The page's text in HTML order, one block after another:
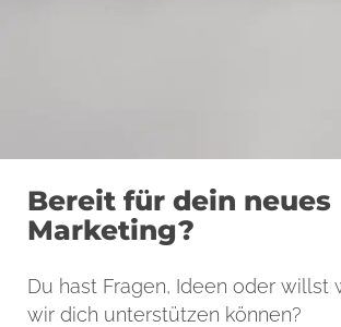
Bereit für dein neues
Marketing?
Du hast Fragen, Ideen oder willst
wir dich unterstützen können?